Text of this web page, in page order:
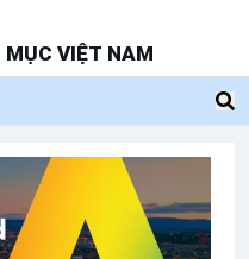
MỤC VIỆT NAM